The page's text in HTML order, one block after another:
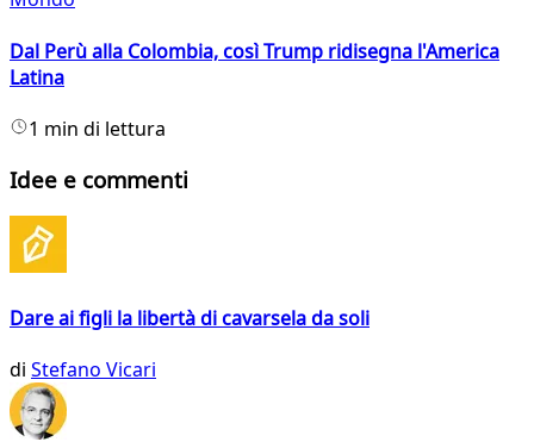
Dal Perù alla Colombia, così Trump ridisegna l'America
Latina
1 min di lettura
Idee e commenti
Dare ai figli la libertà di cavarsela da soli
di Stefano Vicari